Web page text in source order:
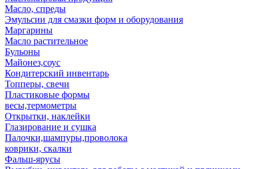
Масло, спреды
Эмульсии для смазки форм и оборудования
Маргарины
Масло растительное
Бульоны
Майонез,соус
Кондитерский инвентарь
Топперы, свечи
Пластиковые формы
весы,термометры
Открытки, наклейки
Глазирование и сушка
Палочки,шампуры,проволока
коврики, скалки
Фальш-ярусы